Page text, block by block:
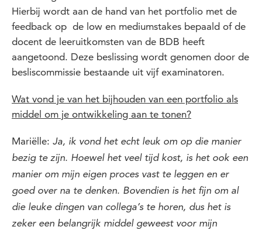
Hierbij wordt aan de hand van het portfolio met de
feedback op de low en mediumstakes bepaald of de
docent de leeruitkomsten van de BDB heeft
aangetoond. Deze beslissing wordt genomen door de
besliscommissie bestaande uit vijf examinatoren.
Wat vond je van het bijhouden van een portfolio als
middel om je ontwikkeling aan te tonen?
Mariëlle: Ja, ik vond het echt leuk om op die manier
bezig te zijn. Hoewel het veel tijd kost, is het ook een
manier om mijn eigen proces vast te leggen en er
goed over na te denken. Bovendien is het fijn om al
die leuke dingen van collega’s te horen, dus het is
zeker een belangrijk middel geweest voor mijn